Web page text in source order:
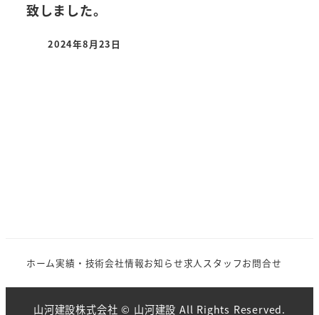
致しました。
2024年8月23日
ホーム実績・技術会社情報お知らせ求人 スタッフお問合せ
山河建設株式会社 © 山河建設 All Rights Reserved.